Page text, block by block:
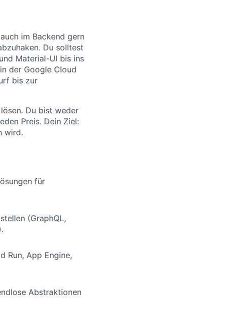
im Backend gern
Du solltest
Material-UI bis ins
der Google Cloud
bis zur
Du bist weder
Preis. Dein Ziel:
wird.
für
(GraphQL,
Run, App Engine,
Abstraktionen